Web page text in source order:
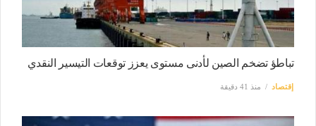
تباطؤ تضخم الصين لأدنى مستوى يعزز توقعات التيسير النقدي
إقتصاد منذ 41 دقيقة